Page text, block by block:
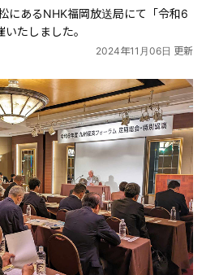
にあるNHK福岡放送局にて「令和6
たしました。
2024年11月06日 更新